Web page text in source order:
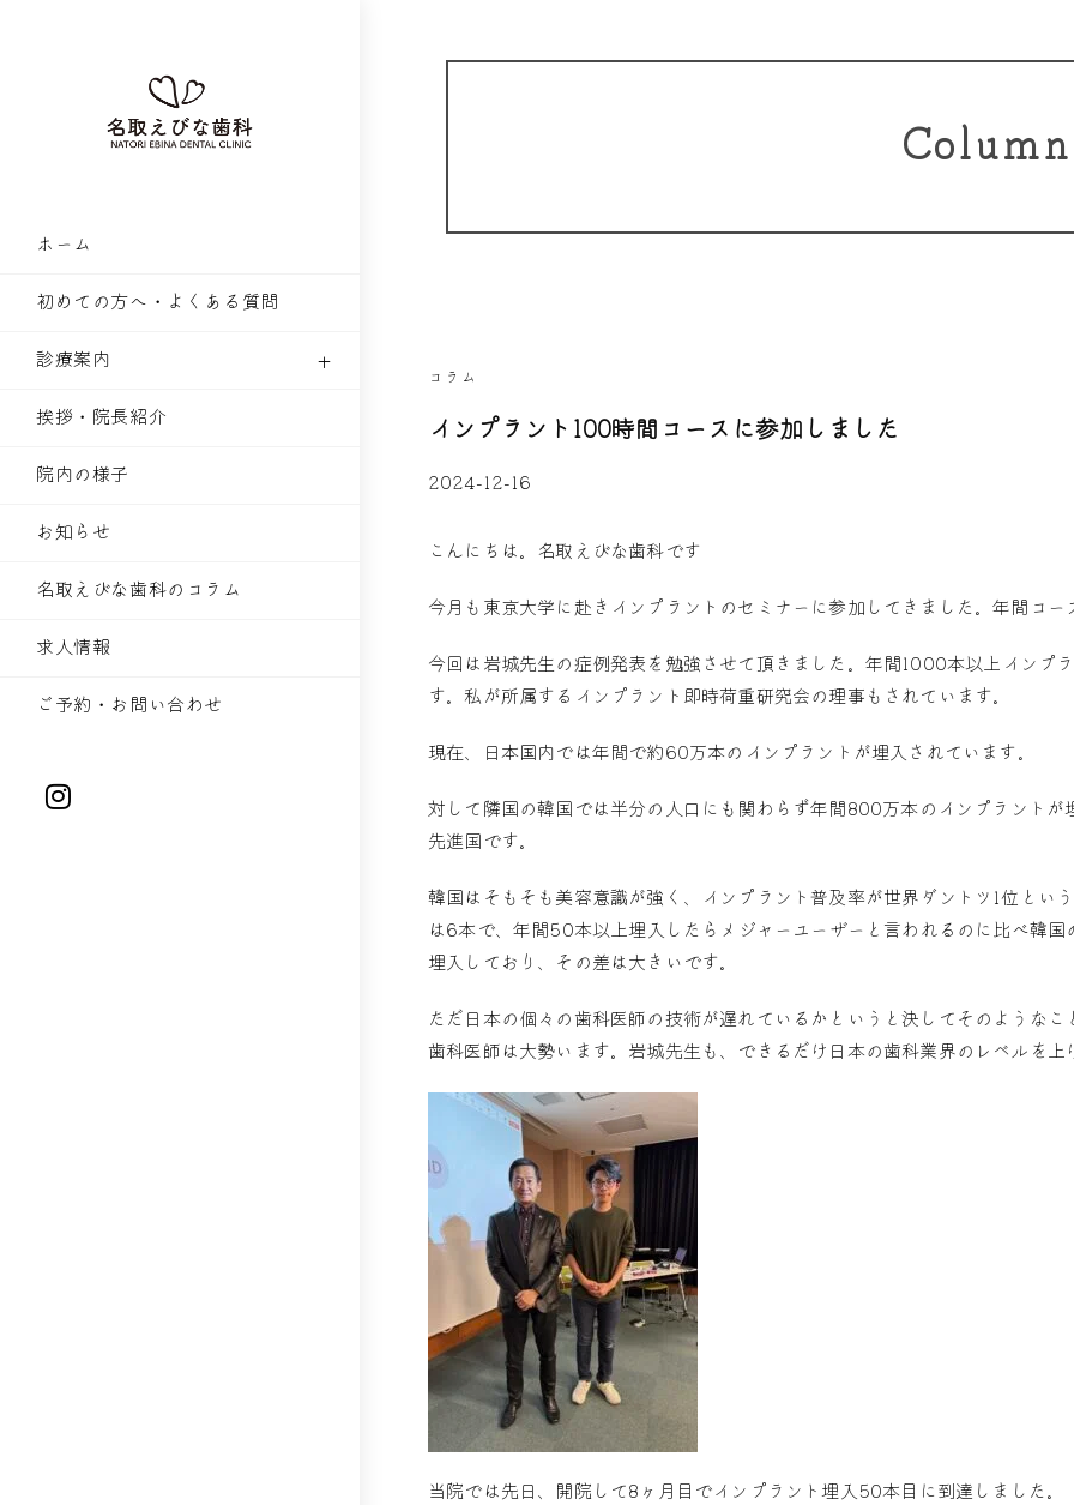
ホーム
初めての方へ・よくある質問
診療案内
挨拶・院長紹介
院内の様子
お知らせ
名取えびな歯科のコラム
求人情報
ご予約・お問い合わせ
Column
コラム
インプラント100時間コースに参加しました
2024-12-16
こんにちは。名取えびな歯科です
今月も東京大学に赴きインプラントのセミナーに参加してきました。年間コー
今回は岩城先生の症例発表を勉強させて頂きました。年間1000本以上インプ
す。私が所属するインプラント即時荷重研究会の理事もされています。
現在、日本国内では年間で約60万本のインプラントが埋入されています。
対して隣国の韓国では半分の人口にも関わらず年間800万本のインプラント
先進国です。
韓国はそもそも美容意識が強く、インプラント普及率が世界ダントツ1位とい
は6本で、年間50本以上埋入したらメジャーユーザーと言われるのに比べ韓
埋入しており、その差は大きいです。
ただ日本の個々の歯科医師の技術が遅れているかというと決してそのような
歯科医師は大勢います。岩城先生も、できるだけ日本の歯科業界のレベルを上
当院では先日、開院して8ヶ月目でインプラント埋入50本目に到達しました。